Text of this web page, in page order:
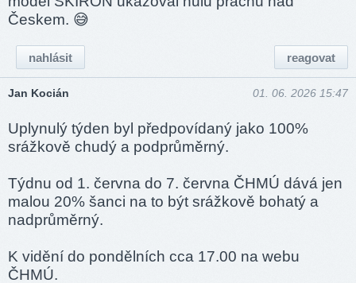
Českem. 😅
reagovat
nahlásit
Jan Kocián 01. 06. 2026 15:47
Uplynulý týden byl předpovídaný jako 100%
srážkově chudý a podprůměrný.
Týdnu od 1. června do 7. června ČHMÚ dává jen
malou 20% šanci na to být srážkově bohatý a
nadprůměrný.
K vidění do pondělních cca 17.00 na webu
ČHMÚ.